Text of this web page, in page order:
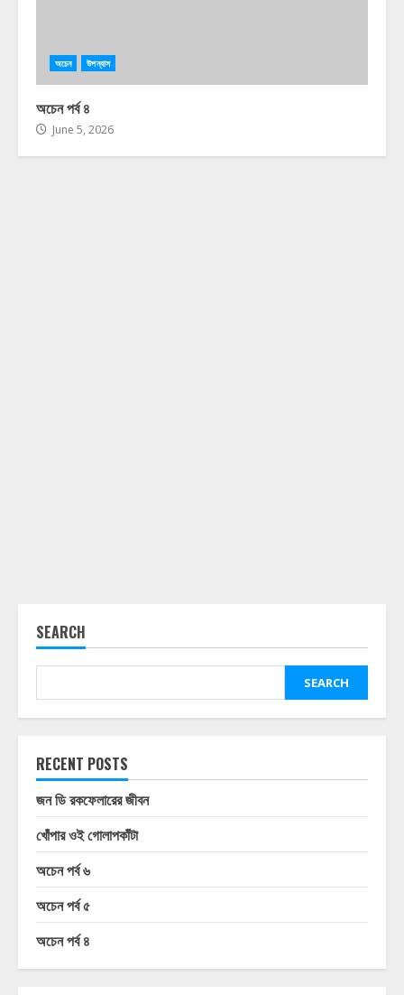
অচেন উপন্যাস
অচেন পর্ব ৪
June 5, 2026
SEARCH
SEARCH
RECENT POSTS
জন ডি রকফেলারের জীবন
খোঁপার ওই গোলাপকাঁটা
অচেন পর্ব ৬
অচেন পর্ব ৫
অচেন পর্ব ৪